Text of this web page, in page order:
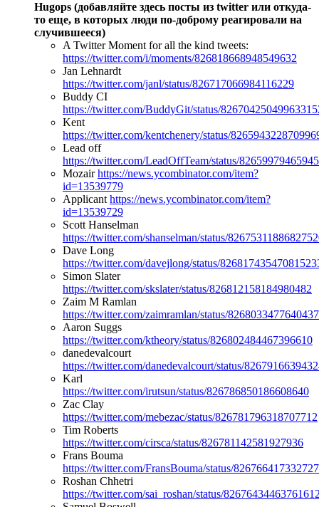
Hugops (добавляйте здесь посты из twitter или откуда-
то еще, в которых люди по-доброму реагировали на
случившееся)
A Twitter Moment for all the kind tweets:
https://twitter.com/i/moments/826818668948549632
Jan Lehnardt
https://twitter.com/janl/status/826717066984116229
Buddy CI
https://twitter.com/BuddyGit/status/
Kent
https://twitter.com/kentchenery/status/
Lead off
https://twitter.com/LeadOffTeam/status/
Mozairhttps://news.ycombinator.com/item?
id=13539779
Applicant https://news.ycombinator.com/item?
id=13539729
Scott Hanselman
https://twitter.com/shanselman/status/
Dave Long
https://twitter.com/davejlong/status/
Simon Slater
https://twitter.com/skslater/status/826812158184980482
Zaim M Ramlan
https://twitter.com/zaimramlan/status/
Aaron Suggs
https://twitter.com/ktheory/status/826802484467396610
danedevalcourt
https://twitter.com/danedevalcourt/status/
Karl
https://twitter.com/irutsun/status/826786850186608640
Zac Clay
https://twitter.com/mebezac/status/826781796318707712
Tim Roberts
https://twitter.com/cirsca/status/826781142581927936
Frans Bouma
https://twitter.com/FransBouma/status/
Roshan Chhetri
https://twitter.com/sai_roshan/status/